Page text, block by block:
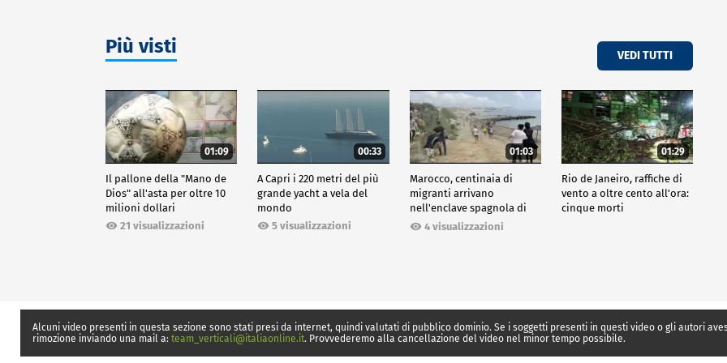
Più visti VEDI TUTTI
01:09
Il pallone della "Mano de
Dios" all'asta per oltre 10
milioni dollari
21 visualizzazioni
00:33
A Capri i 220 metri del più
grande yacht a vela del
mondo
5 visualizzazioni
01:03
Marocco, centinaia di
migranti arrivano
nell'enclave spagnola di
Ceuta4 visualizzazioni
01:29
Rio de Janeiro, raffiche di
vento a oltre cento all'ora:
cinque morti
Alcuni video presenti in questa sezione sono stati presi da internet, quindi valutati di pubblico dominio. Se i soggetti presenti in questi video o gli autori
rimozione inviando una mail a: team_verticali@italiaonline.it. Provvederemo alla cancellazione del video nel minor tempo possibile.